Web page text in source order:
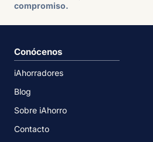
compromiso.
Conócenos
iAhorradores
Blog
Sobre iAhorro
Contacto